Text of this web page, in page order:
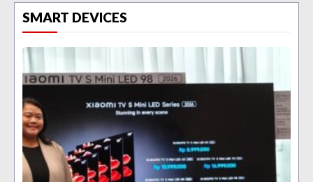
SMART DEVICES